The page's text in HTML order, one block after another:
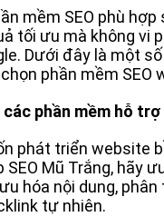
mềm SEO phù
tối ưu mà không vi
Dưới đây là một
phần mềm SEO
phần mềm hỗ trợ
phát triển website
SEO Mũ Trắng, hãy
hóa nội dung,
tự nhiên.